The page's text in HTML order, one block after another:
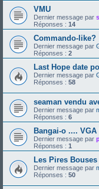
VMU
Dernier message par
Réponses : 14
Commando-like?
Dernier message par
Réponses : 2
Last Hope date
Dernier message par
Réponses : 58
seaman vendu
Dernier message par
Réponses : 6
Bangai-o .... VGA
Dernier message par
Réponses : 1
Les Pires
Dernier message par
Réponses : 50